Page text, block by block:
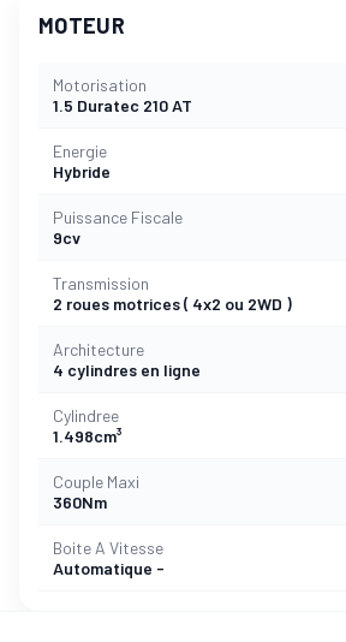
MOTEUR
Motorisation
1.5 Duratec 210 AT
Energie
Hybride
Puissance Fiscale
9cv
Transmission
2 roues motrices ( 4x2 ou 2WD )
Architecture
4 cylindres en ligne
Cylindree
1.498cm³
Couple Maxi
360Nm
Boite A Vitesse
Automatique -